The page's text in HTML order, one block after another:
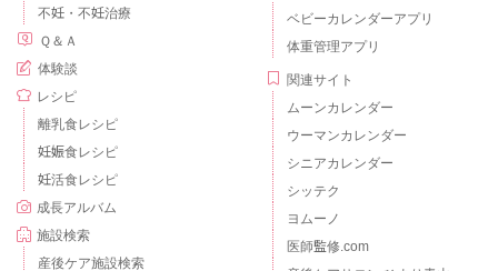
不妊・不妊治療
Ｑ＆Ａ
体験談
レシピ
離乳食レシピ
妊娠食レシピ
妊活食レシピ
成長アルバム
施設検索
産後ケア施設検索
ベビーカレンダーアプリ
体重管理アプリ
関連サイト
ムーンカレンダー
ウーマンカレンダー
シニアカレンダー
シッテク
ヨムーノ
医師監修.com